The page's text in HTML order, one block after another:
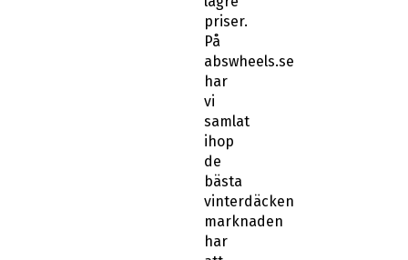
På
abswheels.se
har
vi
samlat
ihop
de
bästa
vinterdäcken
marknaden
har
att
erbjuda.